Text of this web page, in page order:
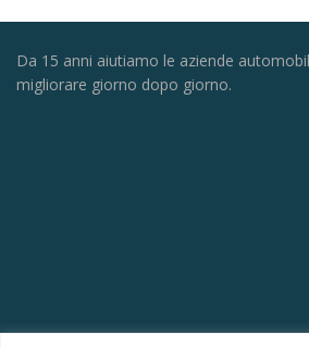
Da 15 anni aiutiamo le aziende
migliorare giorno dopo giorno.